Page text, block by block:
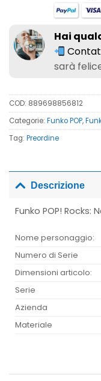
Hai
sarà
COD: 889698856812
Categorie: Funko POP,
Tag: Preordine
Descrizione
Funko POP! Rocks:
Nome personaggio:
Numero di Serie
Dimensioni articolo:
Serie
Azienda
Materiale